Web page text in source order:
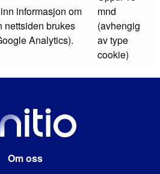
informasjon om
nettsiden brukes
Analytics).
mnd
(avhengig
av type
cookie)
Om oss